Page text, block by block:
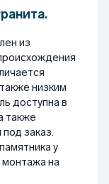
из
низким
доступна в
также
заказ.
у
на